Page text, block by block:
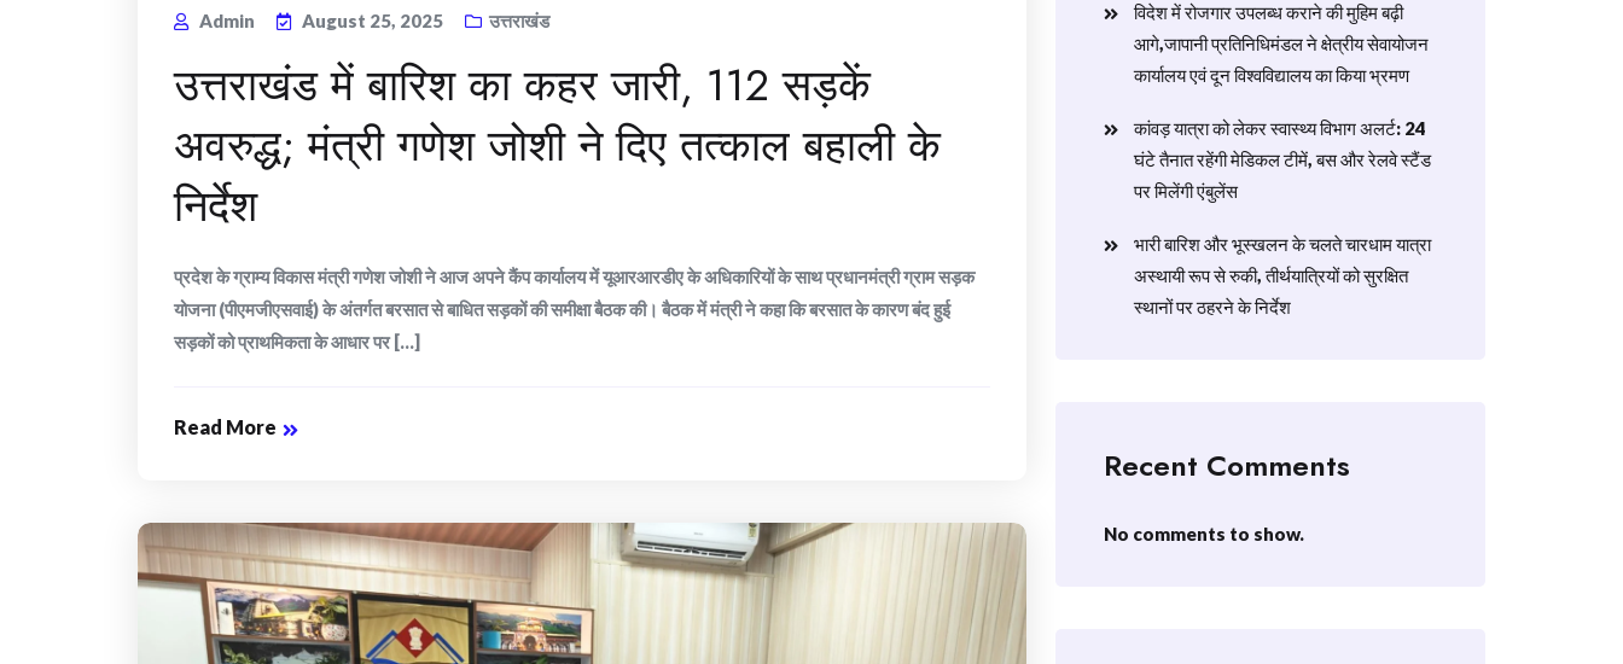
Admin August 25, 2025 उत्तराखंड
उत्तराखंड में बारिश का कहर जारी, 112 सड़कें
अवरुद्ध; मंत्री गणेश जोशी ने दिए तत्काल बहाली के
निर्देश
प्रदेश के ग्राम्य विकास मंत्री गणेश जोशी ने आज अपने कैंप कार्यालय में यूआरआरडीए के अधिकारियों के साथ प्रधानमंत्री ग्राम सड़क
योजना (पीएमजीएसवाई) के अंतर्गत बरसात से बाधित सड़कों की समीक्षा बैठक की। बैठक में मंत्री ने कहा कि बरसात के कारण बंद हुई
सड़कों को प्राथमिकता के आधार पर [...]
Read More
विदेश में रोजगार उपलब्ध कराने की मुहिम बढ़ी
आगे,जापानी प्रतिनिधिमंडल ने क्षेत्रीय सेवायोजन
कार्यालय एवं दून विश्वविद्यालय का किया भ्रमण
​कांवड़ यात्रा को लेकर स्वास्थ्य विभाग अलर्ट: 24
घंटे तैनात रहेंगी मेडिकल टीमें, बस और रेलवे स्टैंड
पर मिलेंगी एंबुलेंस
​भारी बारिश और भूस्खलन के चलते चारधाम यात्रा
अस्थायी रूप से रुकी, तीर्थयात्रियों को सुरक्षित
स्थानों पर ठहरने के निर्देश
Recent Comments
No comments to show.